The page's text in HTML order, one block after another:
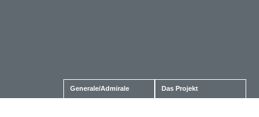
Generale/Admirale Das Projekt